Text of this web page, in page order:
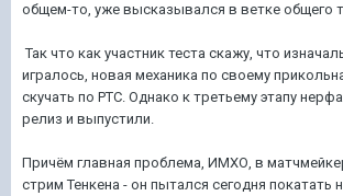
общем-то, уже высказывался в ветке общего
Так что как участник теста скажу, что
игралось, новая механика по своему
скучать по РТС. Однако к третьему этапу
релиз и выпустили.
Причём главная проблема, ИМХО, в
стрим Тенкена - он пытался сегодня покатать